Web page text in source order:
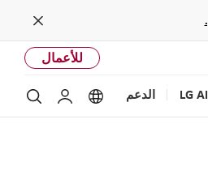
Close
للأعمال
LG AI الدعم optionsحساب